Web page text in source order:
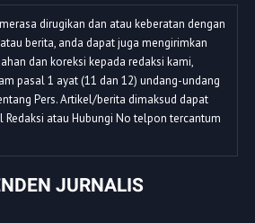
dirugikan dan atau keberatan dengan
berita, anda dapat juga mengirimkan
dan koreksi kepada redaksi kami,
pasal 1 ayat (11 dan 12) undang-undang
Pers. Artikel/berita dimaksud dapat
atau Hubungi No telpon tercantum
JURNALIS